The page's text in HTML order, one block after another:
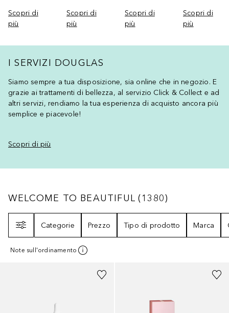
Scopri di
più
Scopri di
più
Scopri di
più
Scopri di
più
I SERVIZI DOUGLAS
Siamo sempre a tua disposizione, sia online che in negozio. E
grazie ai trattamenti di bellezza, al servizio Click & Collect e ad
altri servizi, rendiamo la tua esperienza di acquisto ancora più
semplice e piacevole!
Scopri di più
WELCOME TO BEAUTIFUL 1380
WELCOME TO BEAUTIFUL (1380)
Categorie
Prezzo Tipo di prodotto Marca
Note sull'ordinamento